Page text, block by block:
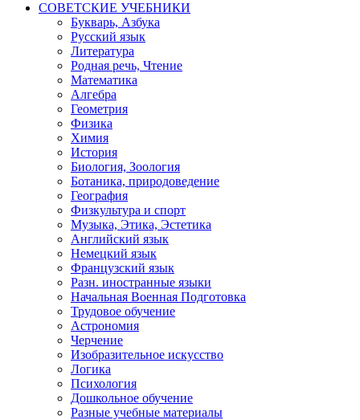
СОВЕТСКИЕ УЧЕБНИКИ
Букварь, Азбука
Русский язык
Литература
Родная речь, Чтение
Математика
Алгебра
Геометрия
Физика
Химия
История
Биология, Зоология
Ботаника, природоведение
География
Физкультура и спорт
Музыка, Этика, Эстетика
Английский язык
Немецкий язык
Французский язык
Разн. иностранные языки
Начальная Военная Подготовка
Трудовое обучение
Астрономия
Черчение
Изобразительное искусство
Логика
Психология
Дошкольное обучение
Разные учебные материалы